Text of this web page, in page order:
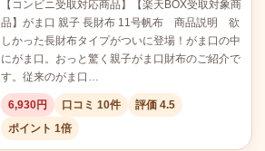
【コンビニ受取対応商品】【楽天BOX受取対象商
品】がま口 親子 長財布 11号帆布 商品説明 欲
しかった長財布タイプがついに登場！がま口の中
にがま口。おっと驚く親子がま口財布のご紹介で
す。従来のがま口…
6,930円 口コミ 10件
評価 4.5
ポイント 1倍